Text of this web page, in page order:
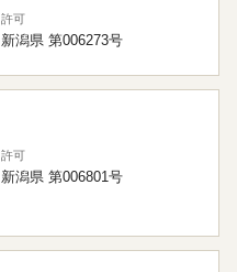
許可
新潟県 第006273号
許可
新潟県 第006801号